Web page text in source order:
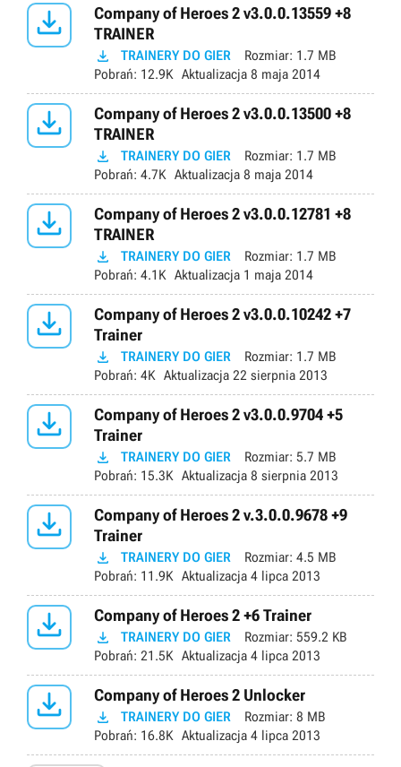

Company of Heroes 2 v3.0.0.13559 +8
TRAINER
 TRAINERY DO GIER Rozmiar: 1.7 MB
Pobrań: 12.9K Aktualizacja 8 maja 2014

Company of Heroes 2 v3.0.0.13500 +8
TRAINER
 TRAINERY DO GIER Rozmiar: 1.7 MB
Pobrań: 4.7K Aktualizacja 8 maja 2014

Company of Heroes 2 v3.0.0.12781 +8
TRAINER
 TRAINERY DO GIER Rozmiar: 1.7 MB
Pobrań: 4.1K Aktualizacja 1 maja 2014

Company of Heroes 2 v3.0.0.10242 +7
Trainer
 TRAINERY DO GIER Rozmiar: 1.7 MB
Pobrań: 4K Aktualizacja 22 sierpnia 2013

Company of Heroes 2 v3.0.0.9704 +5
Trainer
 TRAINERY DO GIER Rozmiar: 5.7 MB
Pobrań: 15.3K Aktualizacja 8 sierpnia 2013

Company of Heroes 2 v.3.0.0.9678 +9
Trainer
 TRAINERY DO GIER Rozmiar: 4.5 MB
Pobrań: 11.9K Aktualizacja 4 lipca 2013
 Company of Heroes 2 +6 Trainer
 TRAINERY DO GIER Rozmiar: 559.2 KB
Pobrań: 21.5K Aktualizacja 4 lipca 2013
 Company of Heroes 2 Unlocker
 TRAINERY DO GIER Rozmiar: 8 MB
Pobrań: 16.8K Aktualizacja 4 lipca 2013